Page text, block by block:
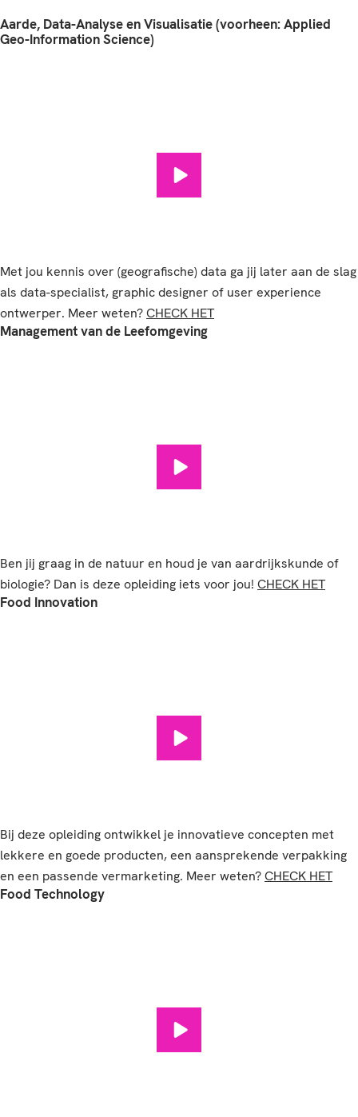
Aarde, Data-Analyse en Visualisatie (voorheen: Applied
Geo-Information Science)
Aarde, Data-Analyse en
Met jou kennis over (geografische) data ga jij later aan de slag
als data-specialist, graphic designer of user experience
ontwerper. Meer weten?CHECK HET
Management van de Leefomgeving
Management van de
Ben jij graag in de natuur en houd je van aardrijkskunde of
biologie? Dan is deze opleiding iets voor jou! CHECK HET
Food Innovation
Food Innovation afspelen
Bij deze opleiding ontwikkel je innovatieve concepten met
lekkere en goede producten, een aansprekende verpakking
en een passende vermarketing. Meer weten?CHECK HET
Food Technology
Food Technology afspelen